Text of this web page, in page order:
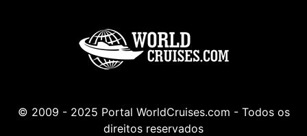
© 2009 - 2025 Portal WorldCruises.com - Todos os
direitos reservados